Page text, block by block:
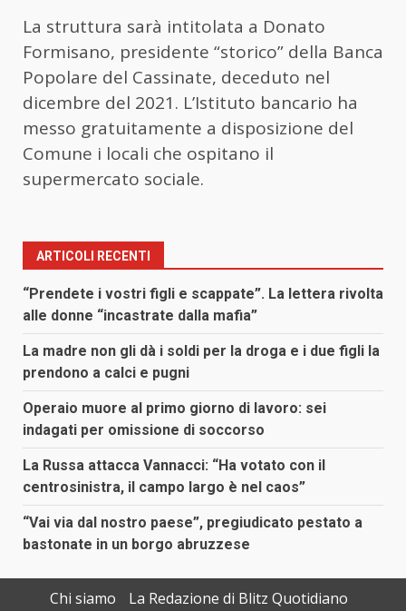
La struttura sarà intitolata a Donato
Formisano, presidente “storico” della Banca
Popolare del Cassinate, deceduto nel
dicembre del 2021. L’Istituto bancario ha
messo gratuitamente a disposizione del
Comune i locali che ospitano il
supermercato sociale.
ARTICOLI RECENTI
“Prendete i vostri figli e scappate”. La lettera rivolta
alle donne “incastrate dalla mafia”
La madre non gli dà i soldi per la droga e i due figli la
prendono a calci e pugni
Operaio muore al primo giorno di lavoro: sei
indagati per omissione di soccorso
La Russa attacca Vannacci: “Ha votato con il
centrosinistra, il campo largo è nel caos”
“Vai via dal nostro paese”, pregiudicato pestato a
bastonate in un borgo abruzzese
Chi siamo
La Redazione di Blitz Quotidiano